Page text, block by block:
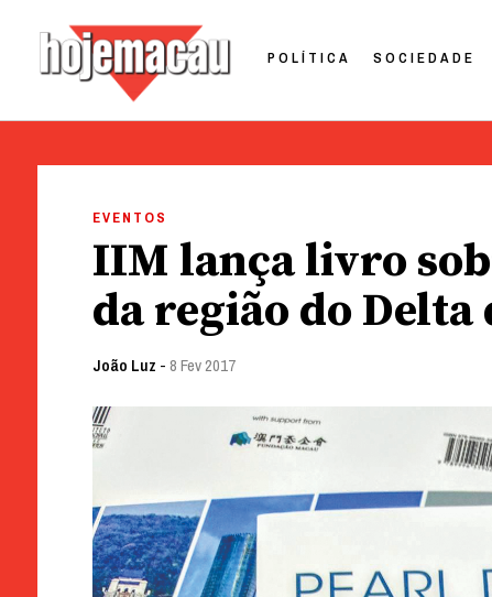
POLÍTICA SOCIEDADE
EVENTOS
IIM lança livro
da região do Delta
João Luz -8 Fev 2017